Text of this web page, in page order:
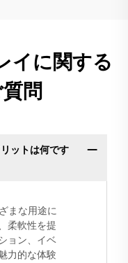
イに関する
問
ットは何です
まな用途に
柔軟性を提
ョン、イベ
力的な体験